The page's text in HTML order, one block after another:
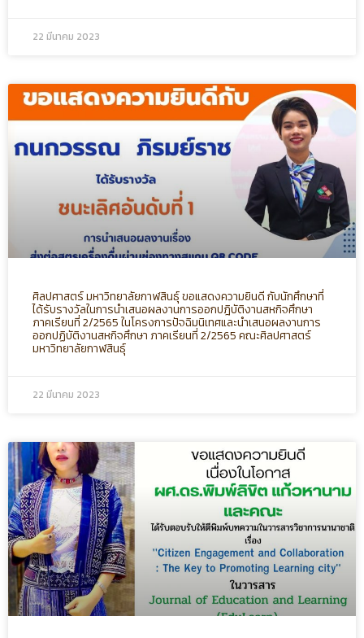
22 มีนาคม 2023
ศิลปศาสตร์ มหาวิทยาลัยกาฬสินธุ์ ขอแสดงความยินดี กับนักศึกษาที่
ได้รับรางวัลในการนำเสนอผลงานการออกปฎิบัติงานสหกิจศึกษา
ภาคเรียนที่ 2/2565 ในโครงการปัจฉิมนิเทศและนำเสนอผลงานการ
ออกปฏิบัติงานสหกิจศึกษา ภาคเรียนที่ 2/2565 คณะศิลปศาสตร์
มหาวิทยาลัยกาฬสินธุ์
22 มีนาคม 2023